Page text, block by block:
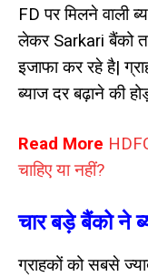
FD पर मिलने वाली
लेकर Sarkari बैंको
इजाफा कर रहे है|
ब्याज दर बढ़ाने की
Read More
चाहिए या नहीं?
चार बड़े बैंको ने
ग्राहकों को सबसे